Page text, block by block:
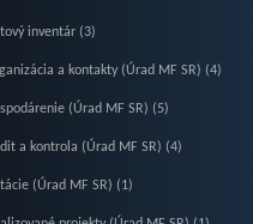
inventár (3)
a kontakty (Úrad MF SR) (4)
(Úrad MF SR) (5)
a kontrola (Úrad MF SR) (4)
(Úrad MF SR) (1)